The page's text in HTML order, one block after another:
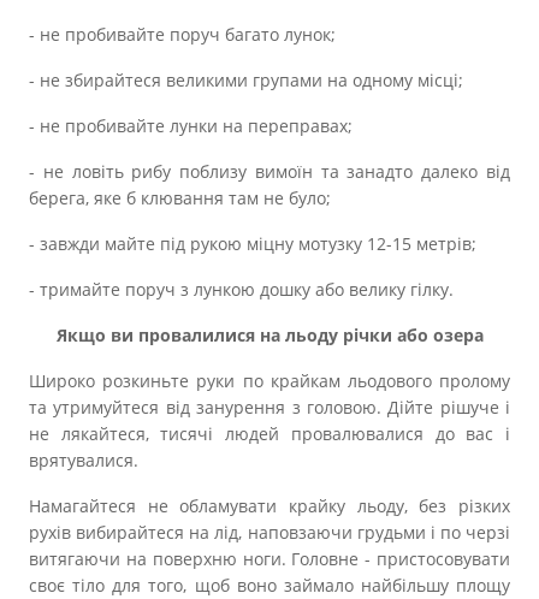
- не пробивайте поруч багато лунок;
- не збирайтеся великими групами на одному місці;
- не пробивайте лунки на переправах;
- не ловіть рибу поблизу вимоїн та занадто далеко від
берега, яке б клювання там не було;
- завжди майте під рукою міцну мотузку 12-15 метрів;
- тримайте поруч з лункою дошку або велику гілку.
Якщо ви провалилися на льоду річки або озера
Широко розкиньте руки по крайкам льодового пролому
та утримуйтеся від занурення з головою. Дійте рішуче і
не лякайтеся, тисячі людей провалювалися до вас і
врятувалися.
Намагайтеся не обламувати крайку льоду, без різких
рухів вибирайтеся на лід, наповзаючи грудьми і по черзі
витягаючи на поверхню ноги. Головне - пристосовувати
своє тіло для того, щоб воно займало найбільшу площу